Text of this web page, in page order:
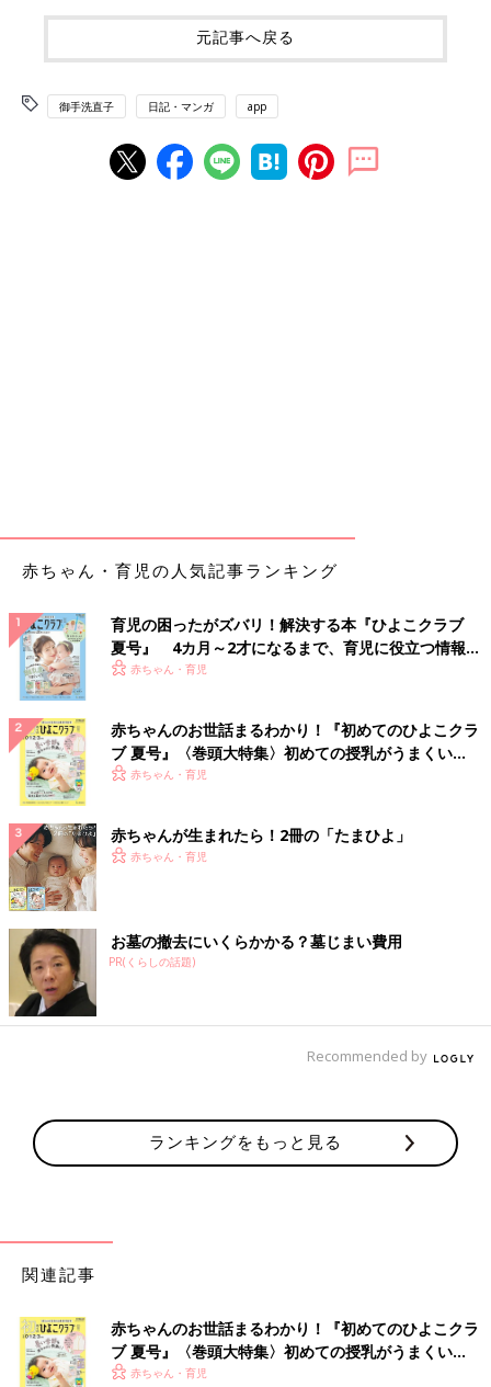
元記事へ戻る
御手洗直子 日記・マンガ app
赤ちゃん・育児の人気記事ランキング
育児の困ったがズバリ！解決する本『ひよこクラブ
夏号』 4カ月～2才になるまで、育児に役立つ情報が
いっぱい！
赤ちゃん・育児
赤ちゃんのお世話まるわかり！『初めてのひよこクラ
ブ 夏号』〈巻頭大特集〉初めての授乳がうまくい
く！ おっぱい・ミルクの基本と夏のトラブル 解決テ
赤ちゃん・育児
赤ちゃんが生まれたら！2冊の「たまひよ」
赤ちゃん・育児
お墓の撤去にいくらかかる？墓じまい費用
PR(くらしの話題)
Recommended by
ランキングをもっと見る
関連記事
赤ちゃんのお世話まるわかり！『初めてのひよこクラ
ブ 夏号』〈巻頭大特集〉初めての授乳がうまくい
く！ おっぱい・ミルクの基本と夏のトラブル 解決テ
赤ちゃん・育児